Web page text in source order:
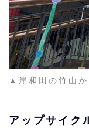
▲岸和田の竹山か
アップサイク